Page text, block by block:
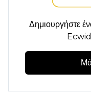
Δημιουργήστε
Ecwid